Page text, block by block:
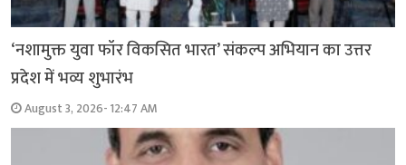
‘नशामुक्त युवा फॉर विकसित भारत’ संकल्प अभियान का उत्तर
प्रदेश में भव्य शुभारंभ
August 3, 2026- 12:47 AM